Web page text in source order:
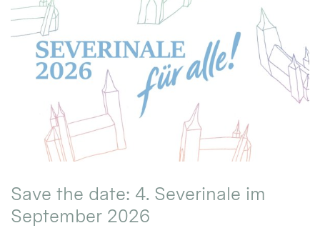
Save the date: 4. Severinale im
September 2026